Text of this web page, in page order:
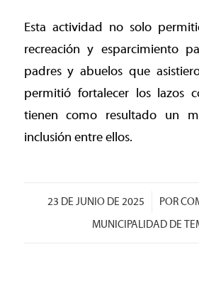
Esta actividad no solo
recreación y esparcimiento
padres y abuelos que
permitió fortalecer los lazos
tienen como resultado un
inclusión entre ellos.
23 DE JUNIO DE 2025
/ POR
MUNICIPALIDAD DE